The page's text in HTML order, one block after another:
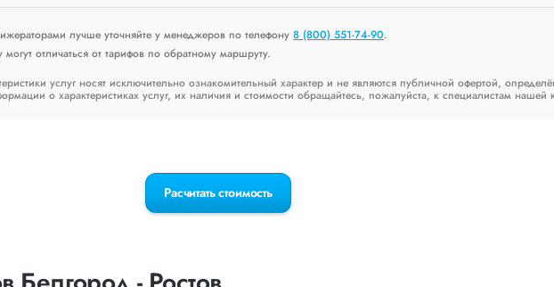
лучше уточняйте у менеджеров по телефону 8 (800) 551-74-90.
отличаться от тарифов по обратному маршруту.
услуг носят исключительно ознакомительный характер и не являются публичной офертой,
о характеристиках услуг, их наличия и стоимости обращайтесь, пожалуйста, к специалистам нашей
Расчитать стоимость